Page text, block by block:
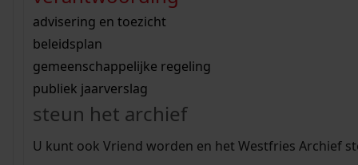
bouwvergunningen
omgevingsvergunningen
vergunningen
beeld en geluid
uitleg nodig?
Wij helpen u op weg met een aantal zoektips.
bekijk alle zoektips
Wij helpen u op weg met een aantal zoektips.
bekijk alle zoektips
bekijk ons geschiedenislokaal
advisering en toezicht
beleidsplan
gemeenschappelijke regeling
publiek jaarverslag
steun het archief
U kunt ook Vriend worden en het Westfries Archief
zoektips
Mijn Studiezaal (inloggen)
uw zoekopdracht te